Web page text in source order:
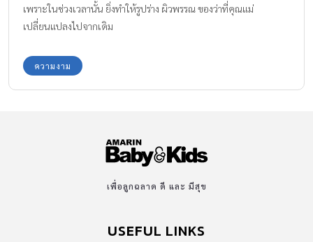
เพราะในช่วงเวลานั้น ยิ่งทำให้รูปร่าง ผิวพรรณ ของว่าที่คุณแม่
เปลี่ยนแปลงไปจากเดิม
ความงาม
เพื่อลูกฉลาด ดี และ มีสุข
USEFUL LINKS